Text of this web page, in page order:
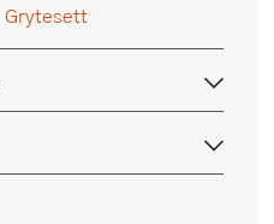
Grytesett